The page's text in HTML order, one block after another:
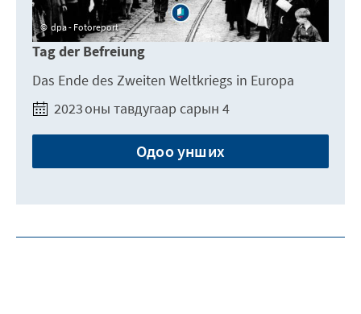
dpa - Fotoreport
Tag der Befreiung
Das Ende des Zweiten Weltkriegs in Europa
2023 оны тавдугаар сарын 4
Одоо унших